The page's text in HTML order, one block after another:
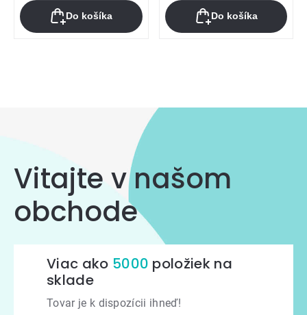
Do košíka Do košíka
prvky
výpisu
Vitajte v našom
obchode
Viac ako 5000 položiek na
sklade
Tovar je k dispozícii ihneď!